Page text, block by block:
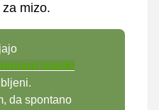
mizo.
izdelki
da spontano